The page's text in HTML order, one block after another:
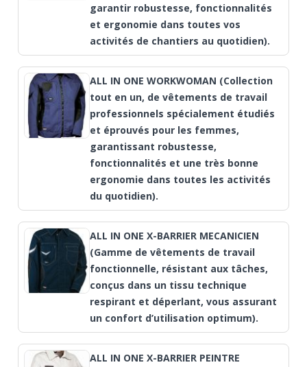
garantir robustesse, fonctionnalités
et ergonomie dans toutes vos
activités de chantiers au quotidien).
ALL IN ONE WORKWOMAN (Collection
tout en un, de vêtements de travail
professionnels spécialement étudiés
et éprouvés pour les femmes,
garantissant robustesse,
fonctionnalités et une très bonne
ergonomie dans toutes les activités
du quotidien).
ALL IN ONE X-BARRIER MECANICIEN
(Gamme de vêtements de travail
fonctionnelle, résistant aux tâches,
conçus dans un tissu technique
respirant et déperlant, vous assurant
un confort d’utilisation optimum).
ALL IN ONE X-BARRIER PEINTRE